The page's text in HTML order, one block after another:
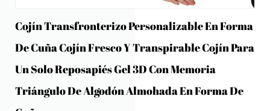
Cojín Transfronterizo Personalizable En Forma
De Cuña Cojín Fresco Y Transpirable Cojín Para
Un Solo Reposapiés Gel 3D Con Memoria
Triángulo De Algodón Almohada En Forma De